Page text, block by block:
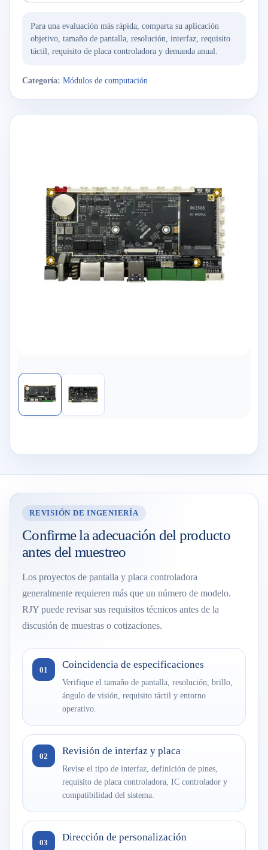
Para una evaluación más rápida, comparta su aplicación
objetivo, tamaño de pantalla, resolución, interfaz, requisito
táctil, requisito de placa controladora y demanda anual.
Categoría: Módulos de computación
REVISIÓN DE INGENIERÍA
Confirme la adecuación del producto
antes del muestreo
Los proyectos de pantalla y placa controladora
generalmente requieren más que un número de modelo.
RJY puede revisar sus requisitos técnicos antes de la
discusión de muestras o cotizaciones.
01 Coincidencia de especificaciones
Verifique el tamaño de pantalla, resolución, brillo,
ángulo de visión, requisito táctil y entorno
operativo.
02 Revisión de interfaz y placa
Revise el tipo de interfaz, definición de pines,
requisito de placa controladora, IC controlador y
compatibilidad del sistema.
03 Dirección de personalización